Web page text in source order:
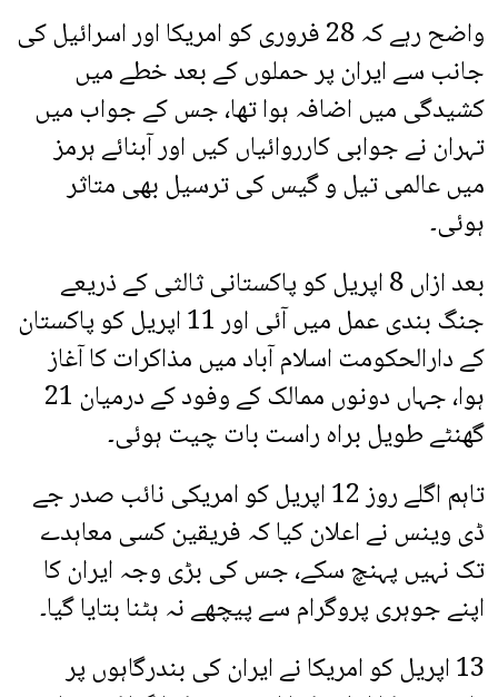
واضح رہے کہ 28 فروری کو امریکا اور اسرائیل کی
جانب سے ایران پر حملوں کے بعد خطے میں
کشیدگی میں اضافہ ہوا تھا، جس کے جواب میں
تہران نے جوابی کارروائیاں کیں اور آبنائے ہرمز
میں عالمی تیل و گیس کی ترسیل بھی متاثر
ہوئی۔
بعد ازاں 8 اپریل کو پاکستانی ثالثی کے ذریعے
جنگ بندی عمل میں آئی اور 11 اپریل کو پاکستان
کے دارالحکومت اسلام آباد میں مذاکرات کا آغاز
ہوا، جہاں دونوں ممالک کے وفود کے درمیان 21
گھنٹے طویل براہ راست بات چیت ہوئی۔
تاہم اگلے روز 12 اپریل کو امریکی نائب صدر جے
ڈی وینس نے اعلان کیا کہ فریقین کسی معاہدے
تک نہیں پہنچ سکے، جس کی بڑی وجہ ایران کا
اپنے جوہری پروگرام سے پیچھے نہ ہٹنا بتایا گیا۔
13 اپریل کو امریکا نے ایران کی بندرگاہوں پر